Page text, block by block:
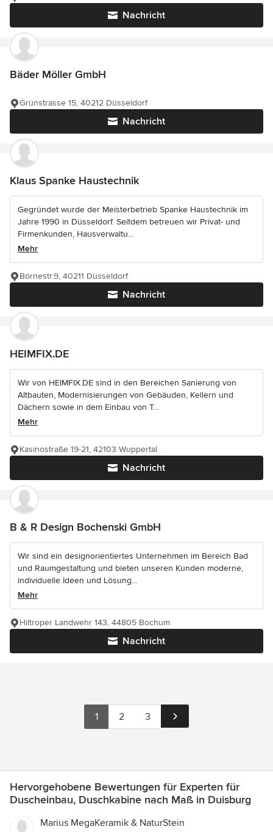
Nachricht
Bäder Möller GmbH
Nachricht
Grünstrasse 15, 40212 Düsseldorf
Klaus Spanke Haustechnik
Gegründet wurde der Meisterbetrieb Spanke Haustechnik im
Jahre 1990 in Düsseldorf. Seitdem betreuen wir Privat- und
Firmenkunden, Hausverwaltu...
Mehr
Nachricht
Börnestr.9, 40211 Düsseldorf
HEIMFIX.DE
Wir von HEIMFIX.DE sind in den Bereichen Sanierung von
Altbauten, Modernisierungen von Gebäuden, Kellern und
Dächern sowie in dem Einbau von T...
Mehr
Nachricht
Kasinostraße 19-21, 42103 Wuppertal
B & R Design Bochenski GmbH
Wir sind ein designorientiertes Unternehmen im Bereich Bad
und Raumgestaltung und bieten unseren Kunden moderne,
individuelle Ideen und Lösung...
Mehr
Nachricht
Hiltroper Landwehr 143, 44805 Bochum
1 2 3
Hervorgehobene Bewertungen für Experten für
Duscheinbau, Duschkabine nach Maß in Duisburg
Marius MegaKeramik & NaturStein